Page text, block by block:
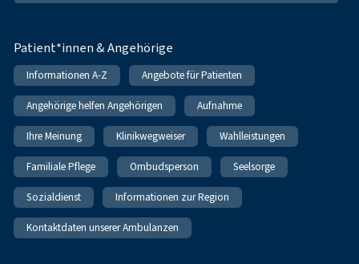
Patient*innen & Angehörige
Informationen A-Z Angebote für Patienten
Angehörige helfen Angehörigen Aufnahme
Ihre Meinung Klinikwegweiser Wahlleistungen
Familiale Pflege Ombudsperson Seelsorge
Sozialdienst Informationen zur Region
Kontaktdaten unserer Ambulanzen